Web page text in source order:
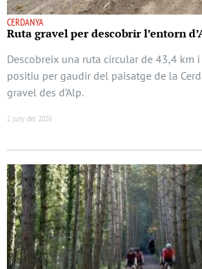
CERDANYA
Ruta gravel per descobrir l’entorn
Descobreix una ruta circular de 43,4 km
positiu per gaudir del paisatge de la
gravel des d’Alp.
2 juny del 2026